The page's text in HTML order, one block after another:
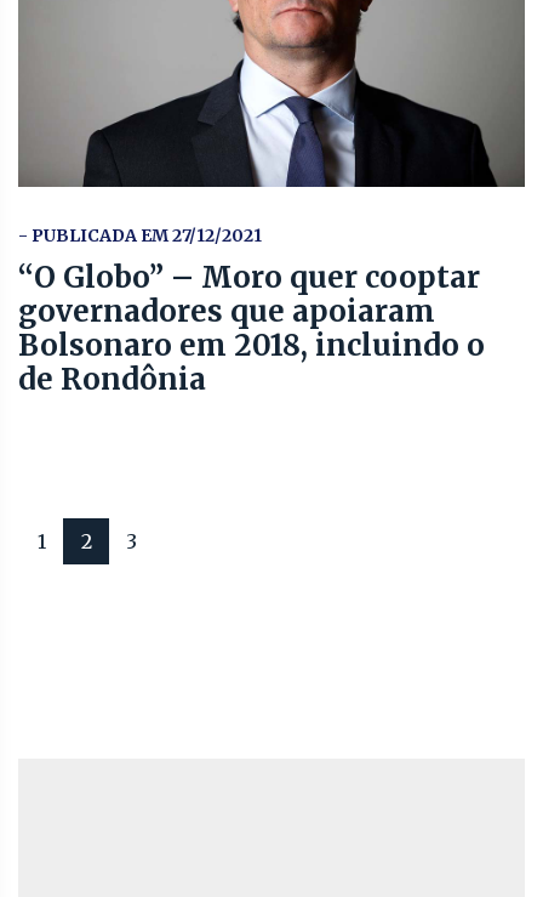
- PUBLICADA EM 27/12/2021
“O Globo” – Moro quer cooptar
governadores que apoiaram
Bolsonaro em 2018, incluindo o
de Rondônia
1 2 3